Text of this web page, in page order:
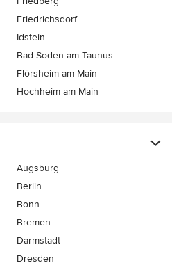
Friedrichsdorf
Idstein
Bad Soden am Taunus
Flörsheim am Main
Hochheim am Main
Augsburg
Berlin
Bonn
Bremen
Darmstadt
Dresden